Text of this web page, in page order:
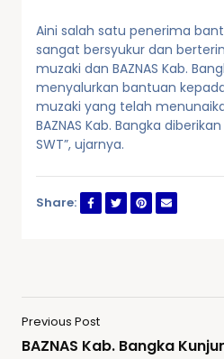
Aini salah satu penerima
sangat bersyukur dan
muzaki dan BAZNAS Kab.
menyalurkan bantuan
muzaki yang telah
BAZNAS Kab. Bangka
SWT”, ujarnya.
Share:
Previous Post
BAZNAS Kab. Bangka